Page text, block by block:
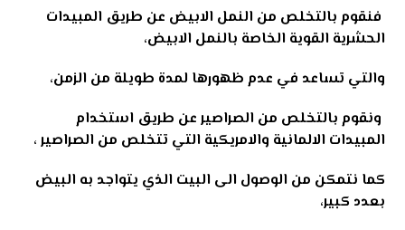
فنقوم بالتخلص من النمل الابيض عن طريق المبيدات
الحشرية القوية الخاصة بالنمل الابيض،
والتي تساعد في عدم ظهورها لمدة طويلة من الزمن،
ونقوم بالتخلص من الصراصير عن طريق استخدام
المبيدات الالمانية والامريكية التي تتخلص من الصراصير ،
كما نتمكن من الوصول الى البيت الذي يتواجد به البيض
بعدد كبير،